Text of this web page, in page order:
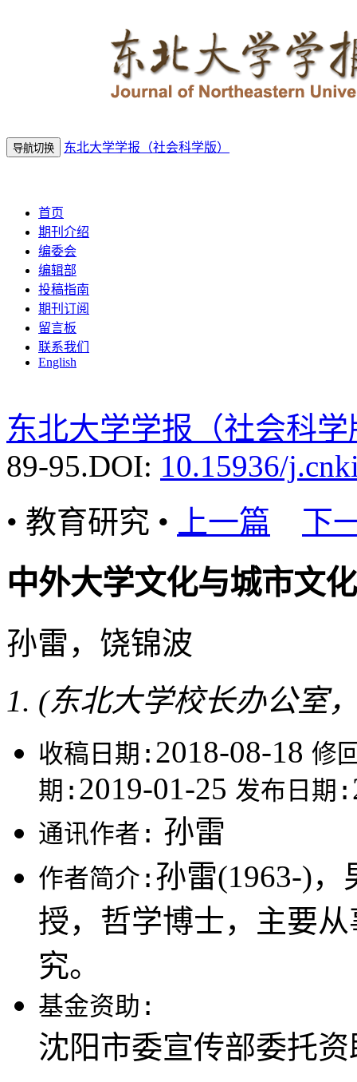
导航切换 东北大学学报（社会科学版）
首页
期刊介绍
编委会
编辑部
投稿指南
期刊订阅
留言板
联系我们
English
东北大学学报（社会科学
89-95.DOI: 10.15936/
• 教育研究 •
上一篇 下
中外大学文化与城市文
孙雷，饶锦波
(东北大学校长办公室
收稿日期: 2018-08-18 修
期: 2019-01-25 发布日期:
通讯作者: 孙雷
作者简介: 孙雷(1963-)
授，哲学博士，主要
究。
基金资助:
沈阳市委宣传部委托